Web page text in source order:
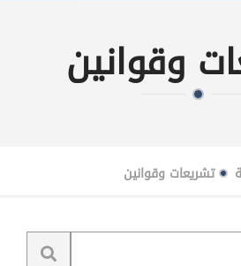
وقوانين
تشريعات وقوانين